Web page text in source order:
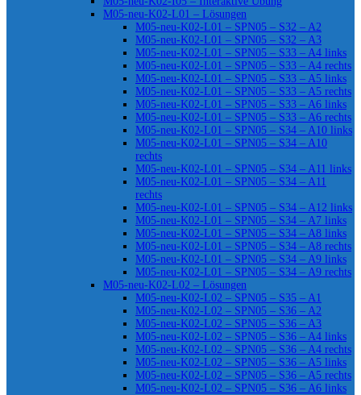
M05-neu-K02-L01 – Lösungen
M05-neu-K02-L01 – SPN05 – S32 – A2
M05-neu-K02-L01 – SPN05 – S32 – A3
M05-neu-K02-L01 – SPN05 – S33 – A4 links
M05-neu-K02-L01 – SPN05 – S33 – A4 rechts
M05-neu-K02-L01 – SPN05 – S33 – A5 links
M05-neu-K02-L01 – SPN05 – S33 – A5 rechts
M05-neu-K02-L01 – SPN05 – S33 – A6 links
M05-neu-K02-L01 – SPN05 – S33 – A6 rechts
M05-neu-K02-L01 – SPN05 – S34 – A10 links
M05-neu-K02-L01 – SPN05 – S34 – A10
rechts
M05-neu-K02-L01 – SPN05 – S34 – A11 links
M05-neu-K02-L01 – SPN05 – S34 – A11
rechts
M05-neu-K02-L01 – SPN05 – S34 – A12 links
M05-neu-K02-L01 – SPN05 – S34 – A7 links
M05-neu-K02-L01 – SPN05 – S34 – A8 links
M05-neu-K02-L01 – SPN05 – S34 – A8 rechts
M05-neu-K02-L01 – SPN05 – S34 – A9 links
M05-neu-K02-L01 – SPN05 – S34 – A9 rechts
M05-neu-K02-L02 – Lösungen
M05-neu-K02-L02 – SPN05 – S35 – A1
M05-neu-K02-L02 – SPN05 – S36 – A2
M05-neu-K02-L02 – SPN05 – S36 – A3
M05-neu-K02-L02 – SPN05 – S36 – A4 links
M05-neu-K02-L02 – SPN05 – S36 – A4 rechts
M05-neu-K02-L02 – SPN05 – S36 – A5 links
M05-neu-K02-L02 – SPN05 – S36 – A5 rechts
M05-neu-K02-L02 – SPN05 – S36 – A6 links